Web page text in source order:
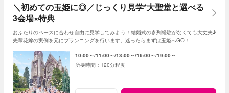
＼初めての玉姫に◎／じっくり見学*大聖堂と選べる
3会場×特典
おふたりのペースに合わせ自由に見学してみよう！結婚式の参列経験がなくても大丈夫♪
先輩花嫁の実例を元にプランニングを行います。迷ったらまずは玉姫へGO！
10:00～ 11:00～ 13:00～ 16:00～ 19:00～
120分程度